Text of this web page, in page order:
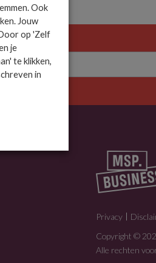
Privacy
Copyright ©
Alle rechten
Ook
Jouw
op 'Zelf
je
te klikken,
in